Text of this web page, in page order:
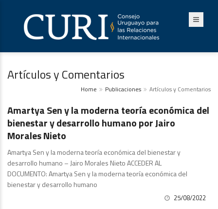
Artículos y Comentarios
Home Publicaciones Artículos y Comentarios
Amartya Sen y la moderna teoría económica del
bienestar y desarrollo humano por Jairo
Morales Nieto
Amartya Sen y la moderna teoría económica del bienestar y
desarrollo humano – Jairo Morales Nieto ACCEDER AL
DOCUMENTO: Amartya Sen y la moderna teoría económica del
bienestar y desarrollo humano
25/08/2022